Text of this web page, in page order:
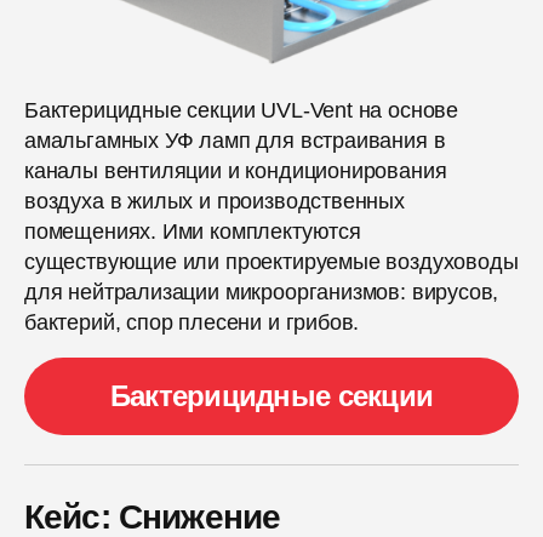
Бактерицидные секции UVL-Vent на основе
амальгамных УФ ламп для встраивания в
каналы вентиляции и кондиционирования
воздуха в жилых и производственных
помещениях. Ими комплектуются
существующие или проектируемые воздуховоды
для нейтрализации микроорганизмов: вирусов,
бактерий, спор плесени и грибов.
Бактерицидные секции
Кейс: Снижение